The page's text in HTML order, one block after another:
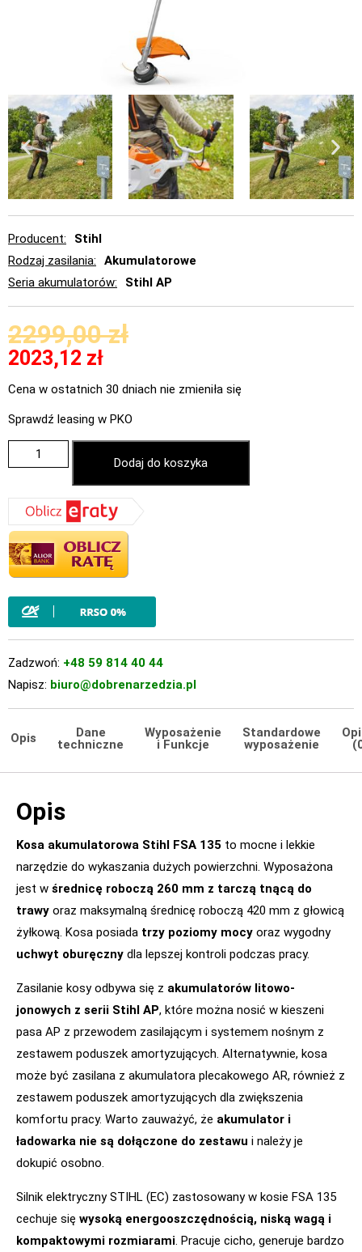
Producent
Stihl
Rodzaj zasilania
Akumulatorowe
Seria akumulatorów
Stihl AP
2299,00zł
2023,12 zł
Cena w ostatnich 30 dniach nie zmieniła się
Sprawdź leasing w PKO
Dodaj do koszyka
Zadzwoń: +48 59 814 40 44
Napisz: biuro@dobrenarzedzia.pl
Opis
Dane
techniczne
Wyposażenie
i Funkcje
Standardowe
wyposażenie
Opis
Kosa akumulatorowa Stihl FSA 135 to mocne i lekkie
narzędzie do wykaszania dużych powierzchni. Wyposażona
jest w średnicę roboczą 260 mm z tarczą tnącą do
trawy oraz maksymalną średnicę roboczą 420 mm z głowicą
żyłkową. Kosa posiada trzy poziomy mocy oraz wygodny
uchwyt oburęczny dla lepszej kontroli podczas pracy.
Zasilanie kosy odbywa się z akumulatorów litowo-
jonowych z serii Stihl AP, które można nosić w kieszeni
pasa AP z przewodem zasilającym i systemem nośnym z
zestawem poduszek amortyzujących. Alternatywnie, kosa
może być zasilana z akumulatora plecakowego AR, również z
zestawem poduszek amortyzujących dla zwiększenia
komfortu pracy. Warto zauważyć, że akumulator i
ładowarka nie są dołączone do zestawu i należy je
dokupić osobno.
Silnik elektryczny STIHL (EC) zastosowany w kosie FSA 135
cechuje się wysoką energooszczędnością, niską wagą i
kompaktowymi rozmiarami. Pracuje cicho, generuje bardzo